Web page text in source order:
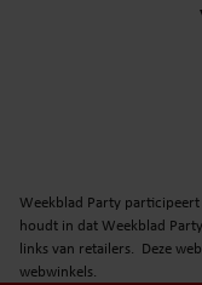
Weekblad Party
houdt in dat Weekblad
links van retailers. Deze
webwinkels.